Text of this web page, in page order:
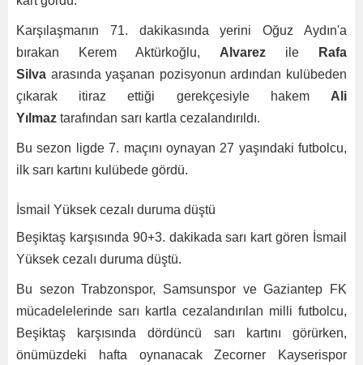
Karşılaşmanın 71. dakikasında yerini Oğuz Aydın'a
bırakan Kerem Aktürkoğlu, Alvarez ile
Rafa
Silva arasında yaşanan pozisyonun ardından kulübeden
çıkarak itiraz ettiği gerekçesiyle hakem Ali
Yılmaz tarafından sarı kartla cezalandırıldı.
Bu sezon ligde 7. maçını oynayan 27 yaşındaki futbolcu,
ilk sarı kartını kulübede gördü.
İsmail Yüksek cezalı duruma düştü
Beşiktaş karşısında 90+3. dakikada sarı kart gören İsmail
Yüksek cezalı duruma düştü.
Bu sezon Trabzonspor, Samsunspor ve Gaziantep FK
mücadelelerinde sarı kartla cezalandırılan milli futbolcu,
Beşiktaş karşısında dördüncü sarı kartını görürken,
önümüzdeki hafta oynanacak Zecorner Kayserispor